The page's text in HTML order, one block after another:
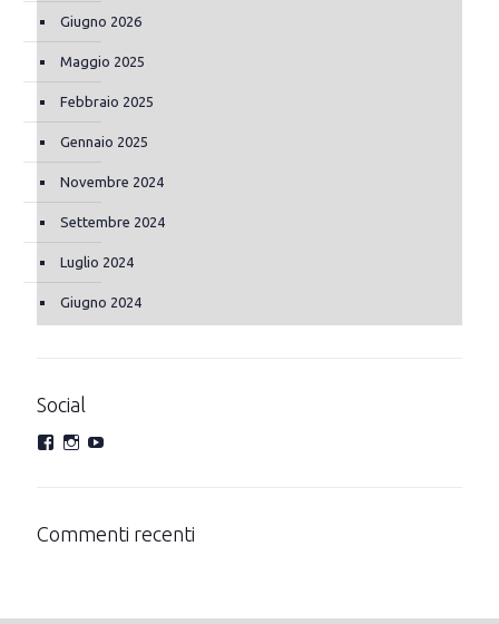
Giugno 2026
Maggio 2025
Febbraio 2025
Gennaio 2025
Novembre 2024
Settembre 2024
Luglio 2024
Giugno 2024
Social
Commenti recenti